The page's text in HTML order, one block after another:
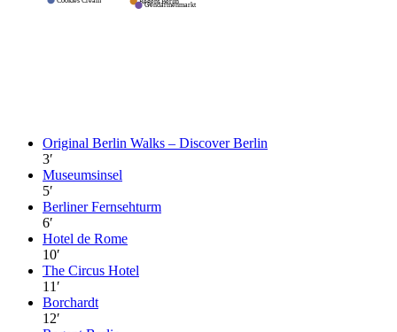
Gendarmenmarkt
Original Berlin Walks – Discover Berlin
3′
Museumsinsel
5′
Berliner Fernsehturm
6′
Hotel de Rome
10′
The Circus Hotel
11′
Borchardt
12′